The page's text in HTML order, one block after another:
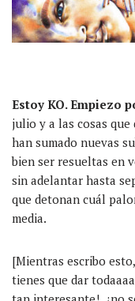
Estoy KO. Empiezo
julio y a las cosas
han sumado nuevas
bien ser resueltas en
sin adelantar hasta
que detonan cuál
media.
[Mientras escribo
tienes que dar